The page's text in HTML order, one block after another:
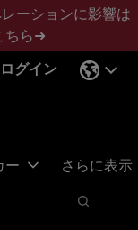
ーションに影響は
ちら➜
ログイン
ー さらに表示
検索